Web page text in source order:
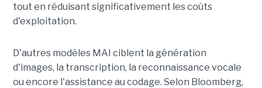
tout en réduisant significativement les coûts
d'exploitation.
D'autres modèles MAI ciblent la génération
d'images, la transcription, la reconnaissance vocale
ou encore l'assistance au codage. Selon Bloomberg,